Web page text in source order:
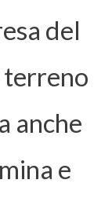
del
terreno
anche
e